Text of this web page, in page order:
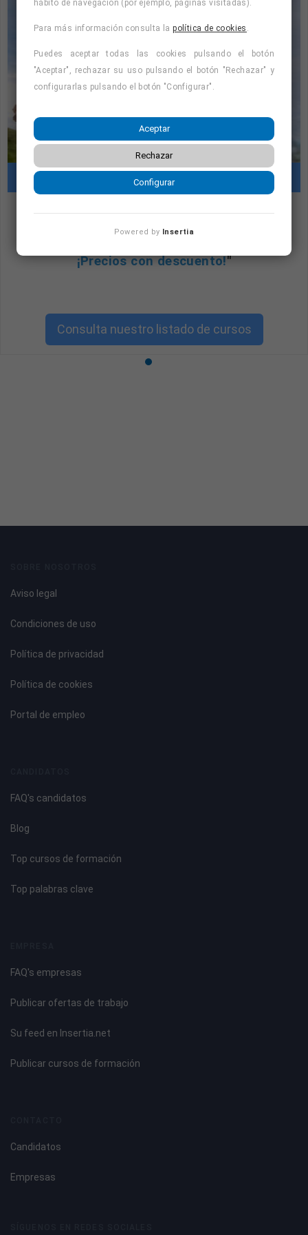
Cursos con prácticas en empresas
"Cursos con prácticas en empresas:
¡Precios con descuento!"
Consulta nuestro listado de cursos
Aviso legal
Condiciones de uso
Política de privacidad
Política de cookies
Portal de empleo
FAQ's candidatos
Blog
Top cursos de formación
Top palabras clave
FAQ's empresas
Publicar ofertas de trabajo
Su feed en Insertia.net
Publicar cursos de formación
Candidatos
Empresas
hábito de navegación (por ejemplo, páginas visitadas).
Para más información consulta lapolítica de cookies .
Puedes aceptar todas las cookies pulsando el botón
"Aceptar", rechazar su uso pulsando el botón "Rechazar" y
configurarlas pulsando el botón "Configurar".
Aceptar
Rechazar
Configurar
Powered by Insertia